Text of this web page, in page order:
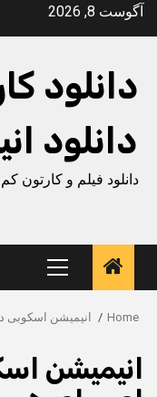
Skipآگوست 8, 2026
دانلود
دانلود
دانلود فیلم و کارتون
Primary
Menu
Home انیمیشن اسکوبی
انیمیشن